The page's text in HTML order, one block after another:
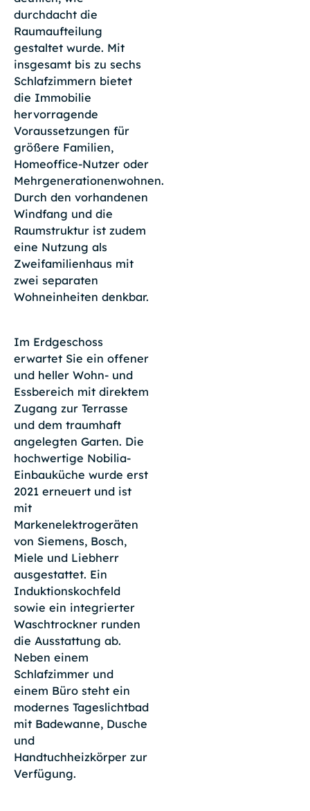
durchdacht die
Raumaufteilung
gestaltet wurde. Mit
insgesamt bis zu sechs
Schlafzimmern bietet
die Immobilie
hervorragende
Voraussetzungen für
größere Familien,
Homeoffice-Nutzer oder
Mehrgenerationenwohnen.
Durch den vorhandenen
Windfang und die
Raumstruktur ist zudem
eine Nutzung als
Zweifamilienhaus mit
zwei separaten
Wohneinheiten denkbar.
Im Erdgeschoss
erwartet Sie ein offener
und heller Wohn- und
Essbereich mit direktem
Zugang zur Terrasse
und dem traumhaft
angelegten Garten. Die
hochwertige Nobilia-
Einbauküche wurde erst
2021 erneuert und ist
mit
Markenelektrogeräten
von Siemens, Bosch,
Miele und Liebherr
ausgestattet. Ein
Induktionskochfeld
sowie ein integrierter
Waschtrockner runden
die Ausstattung ab.
Neben einem
Schlafzimmer und
einem Büro steht ein
modernes Tageslichtbad
mit Badewanne, Dusche
und
Handtuchheizkörper zur
Verfügung.